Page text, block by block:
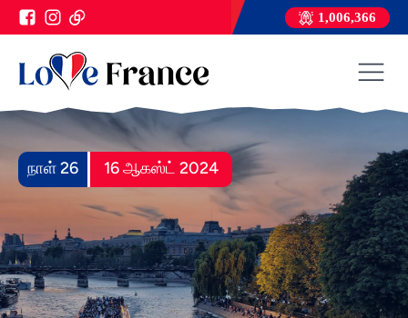
1,006,366
நாள் 26 16 ஆகஸ்ட் 2024